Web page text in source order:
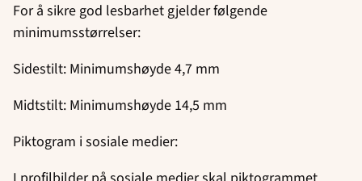
For å sikre god lesbarhet gjelder følgende
minimumsstørrelser:
Sidestilt: Minimumshøyde 4,7 mm
Midtstilt: Minimumshøyde 14,5 mm
Piktogram i sosiale medier: